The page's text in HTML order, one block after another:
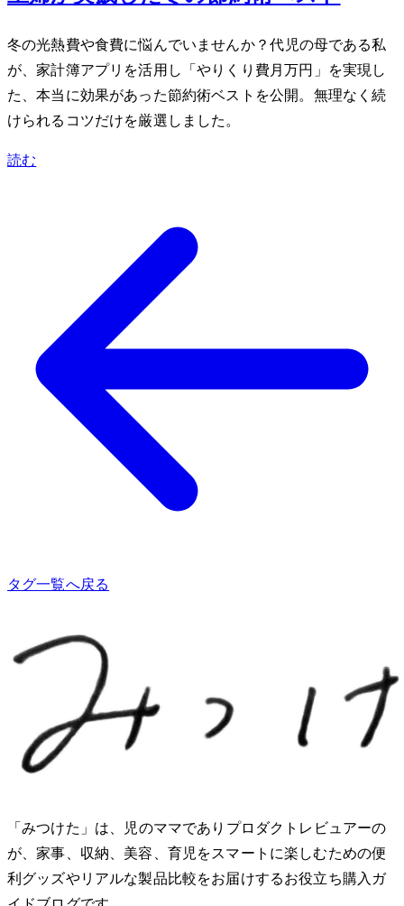
冬の光熱費や食費に悩んでいませんか？40代2児の母である私
が、家計簿アプリを活用し「やりくり費月5万円」を実現し
た、本当に効果があった節約術ベスト5を公開。無理なく続
けられるコツだけを厳選しました。
読む
タグ一覧へ戻る
「みつけた」は、2児のママでありプロダクトレビュアーのMio
が、家事、収納、美容、育児をスマートに楽しむための便
利グッズやリアルな製品比較をお届けするお役立ち購入ガ